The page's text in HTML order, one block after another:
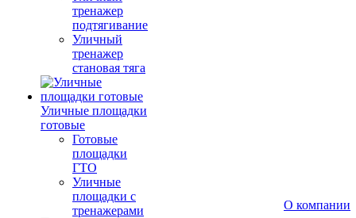
тренажер
подтягивание
Уличный
тренажер
становая тяга
Уличные площадки
готовые
Готовые
площадки
ГТО
Уличные
площадки с
тренажерами
О компании